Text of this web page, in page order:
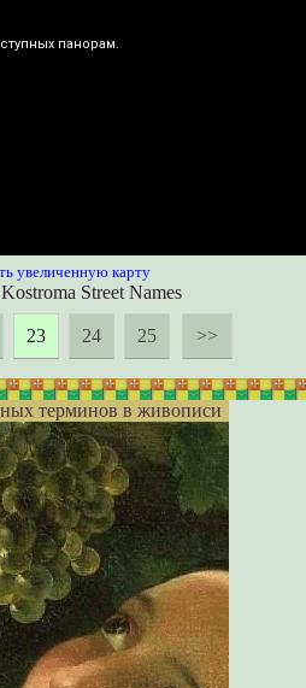
увеличенную карту
Street Names
23 24 25 >>
терминов в живописи